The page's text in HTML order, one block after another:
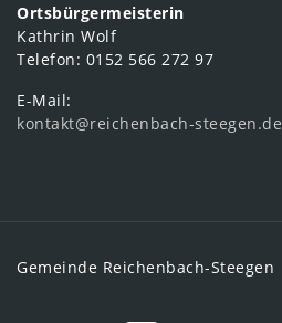
Ortsbürgermeisterin
Kathrin Wolf
Telefon: 0152 566 272 97
E-Mail:
kontakt@reichenbach-steegen.de
Gemeinde Reichenbach-Steegen